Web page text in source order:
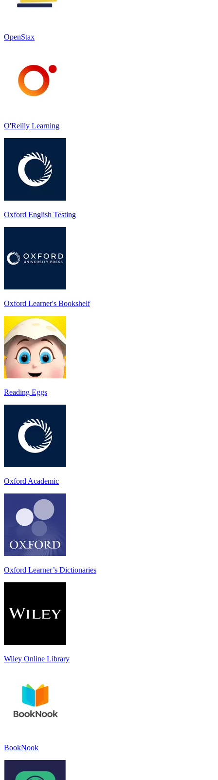
OpenStax
O'Reilly Learning
Oxford English Testing
Oxford Learner's Bookshelf
Reading Eggs
Oxford Academic
Oxford Learner’s Dictionaries
Wiley Online Library
BookNook